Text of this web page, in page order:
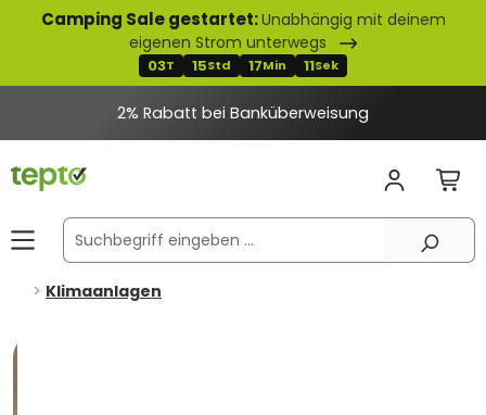
springen
Camping Sale gestartet:Unabhängig mit deinem
eigenen Strom unterwegs
03T 15Std 17Min 10Sek
Banküberweisung
Klimaanlagen
Bildergalerie überspringen